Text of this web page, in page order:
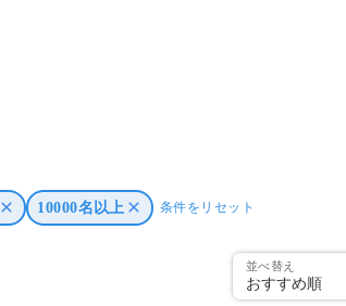
10000名以上 条件をリセット
並べ替え
おすすめ順